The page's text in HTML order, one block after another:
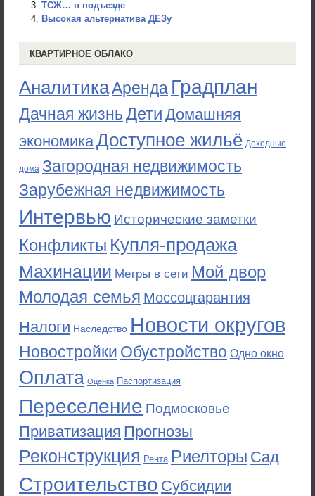
ТСЖ… в подъезде
Высокая альтернатива ДЕЗу
КВАРТИРНОЕ ОБЛАКО
АналитикаАренда Градплан
Дачная жизньДети Домашняя
экономикаДоступное жильё Доходные
дома Загородная недвижимость
Зарубежная недвижимость
Интервью Исторические заметки
Конфликты Купля-продажа
Махинации Метры в сети Мой двор
Молодая семья Моссоцгарантия
Налоги Наследство Новости округов
Новостройки Обустройство Одно окно
Оплата Оценка Паспортизация
Переселение Подмосковье
Приватизация Прогнозы
Реконструкция Рента Риелторы Сад
Строительство Субсидии